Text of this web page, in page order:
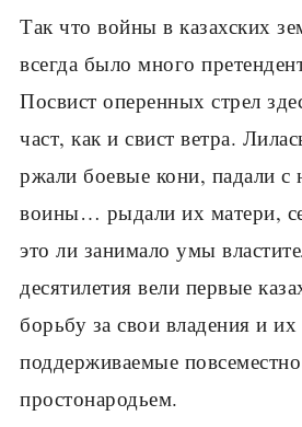
Так что войны в казахских
всегда было много
Посвист оперенных стрел
част, как и свист ветра.
ржали боевые кони, падали с
воины… рыдали их матери,
это ли занимало умы
десятилетия вели первые
борьбу за свои владения и
поддерживаемые
простонародьем.